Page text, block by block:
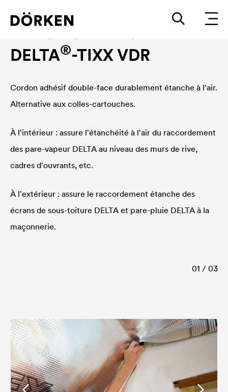
DELTA®-TIXX VDR
Cordon adhésif double-face durablement étanche à l'air.
Alternative aux colles-cartouches.
À l'intérieur : assure l'étanchéité à l'air du raccordement
des pare-vapeur DELTA au niveau des murs de rive,
cadres d'ouvrants, etc.
À l'extérieur : assure le raccordement étanche des
écrans de sous-toiture DELTA et pare-pluie DELTA à la
maçonnerie.
01 / 03